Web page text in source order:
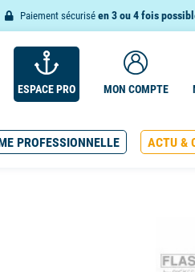
Paiement sécurisé en 3 ou 4 fois
ESPACE PRO MON COMPTE
PROFESSIONNELLE ACTU &